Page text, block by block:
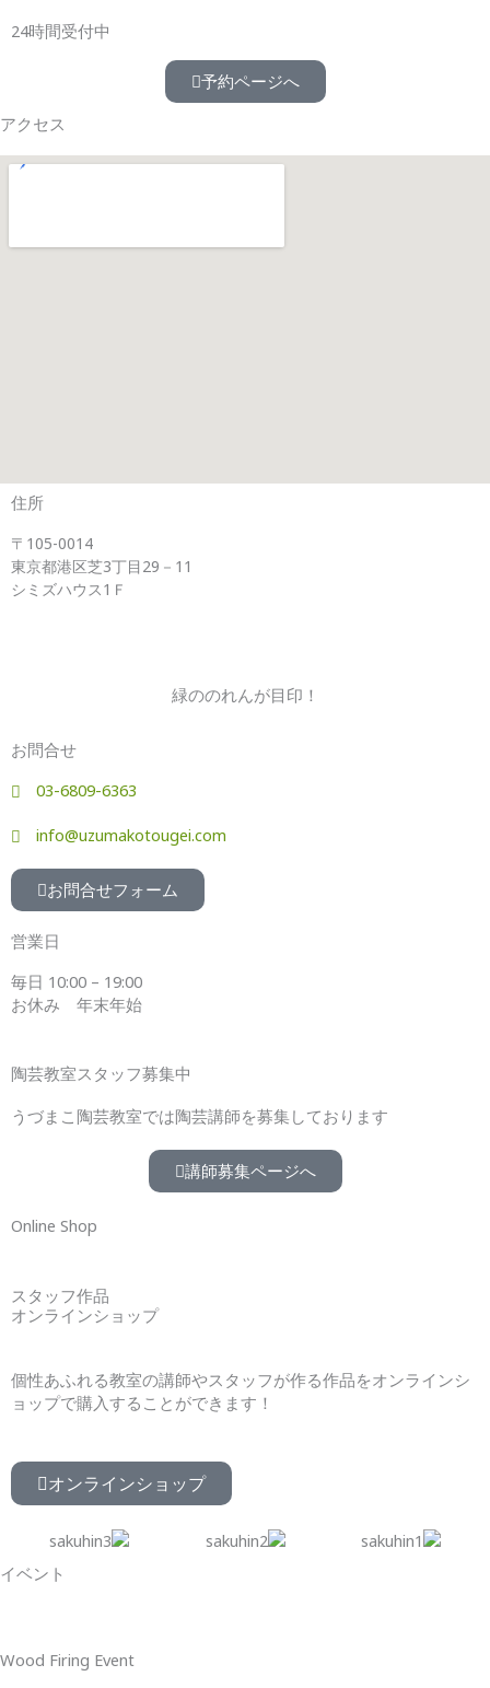
24時間受付中
予約ページへ
アクセス
住所
〒105-0014
東京都港区芝3丁目29－11
シミズハウス1Ｆ
緑ののれんが目印！
お問合せ
03-6809-6363
info@uzumakotougei.com
お問合せフォーム
営業日
毎日 10:00 – 19:00
お休み 年末年始
陶芸教室スタッフ募集中
うづまこ陶芸教室では陶芸講師を募集しております
講師募集ページへ
Online Shop
スタッフ作品
オンラインショップ
個性あふれる教室の講師やスタッフが作る作品をオンラインシ
ョップで購入することができます！
オンラインショップ
イベント
Wood Firing Event